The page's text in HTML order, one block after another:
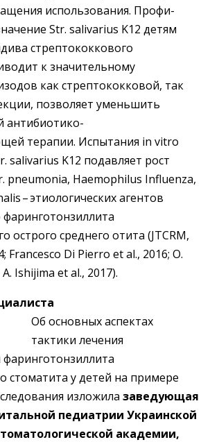
использования. Профи­
Str. salivarius K12 детям
стрептококкового
к значительному
как стрептококковой, так
позволяет уменьшить
антибиотико-
терапии. Испытания in vitro
salivarius K12 подавляет рост
pneumonia, Haemophilus Influenza,
– ​этиологических агентов
острого среднего отита (JTCRM,
Francesco Di Pierro et al., 2016; O.
Ishijima et al., 2017).
Об основных аспектах
тактики лечения
стоматита у детей на примере
изложила заведующая
педиатрии Украинской
академии,